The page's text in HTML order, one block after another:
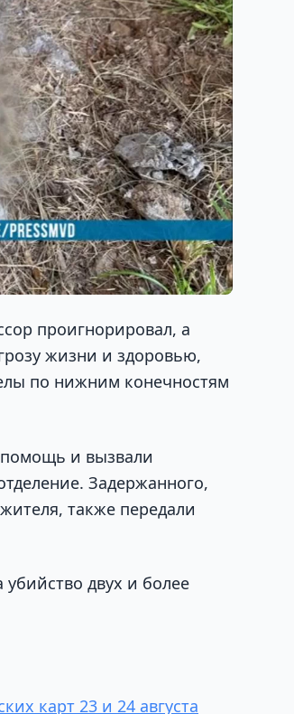
проигнорировал, а
жизни и здоровью,
по нижним конечностям
и вызвали
Задержанного,
также передали
двух и более
карт 23 и 24 августа